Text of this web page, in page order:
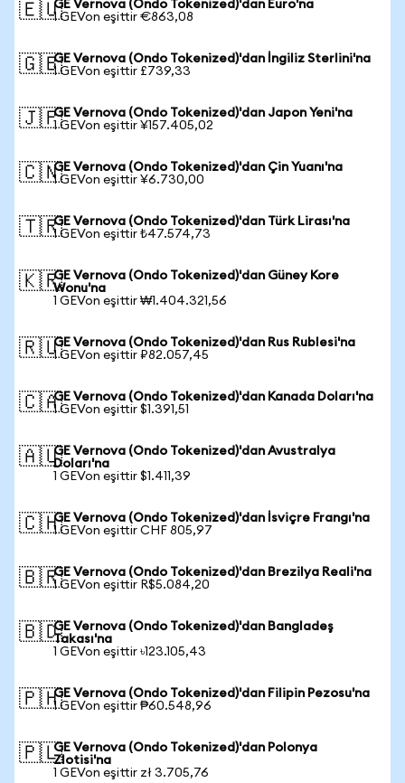
🇪🇺GE Vernova (Ondo Tokenized)'dan Euro'na
1 GEVon eşittir €863,08
🇬🇧GE Vernova (Ondo Tokenized)'dan İngiliz Sterlini'na
1 GEVon eşittir £739,33
🇯🇵GE Vernova (Ondo Tokenized)'dan Japon Yeni'na
1 GEVon eşittir ¥157.405,02
🇨🇳GE Vernova (Ondo Tokenized)'dan Çin Yuanı'na
1 GEVon eşittir ¥6.730,00
🇹🇷GE Vernova (Ondo Tokenized)'dan Türk Lirası'na
1 GEVon eşittir ₺47.574,73
🇰🇷GE Vernova (Ondo Tokenized)'dan Güney Kore
Wonu'na
1 GEVon eşittir ₩1.404.321,56
🇷🇺GE Vernova (Ondo Tokenized)'dan Rus Rublesi'na
1 GEVon eşittir ₽82.057,45
🇨🇦GE Vernova (Ondo Tokenized)'dan Kanada Doları'na
1 GEVon eşittir $1.391,51
🇦🇺GE Vernova (Ondo Tokenized)'dan Avustralya
Doları'na
1 GEVon eşittir $1.411,39
🇨🇭GE Vernova (Ondo Tokenized)'dan İsviçre Frangı'na
1 GEVon eşittir CHF 805,97
🇧🇷GE Vernova (Ondo Tokenized)'dan Brezilya Reali'na
1 GEVon eşittir R$5.084,20
🇧🇩GE Vernova (Ondo Tokenized)'dan Bangladeş
Takası'na
1 GEVon eşittir ৳123.105,43
🇵🇭GE Vernova (Ondo Tokenized)'dan Filipin Pezosu'na
1 GEVon eşittir ₱60.548,96
🇵🇱GE Vernova (Ondo Tokenized)'dan Polonya
Zlotisi'na
1 GEVon eşittir zł 3.705,76